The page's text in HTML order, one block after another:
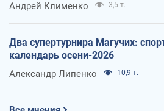
Андрей Клименко 3,5 т.
Два супертурнира Магучих:
календарь осени-2026
Александр Липенко 10,9 т.